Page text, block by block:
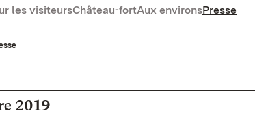
les visiteursChâteau-fortAux environsPresse
2019